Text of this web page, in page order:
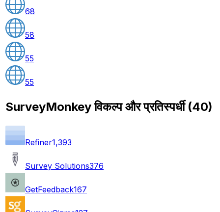
68
58
55
55
SurveyMonkey विकल्प और प्रतिस्पर्धी(40)
Refiner1,393
Survey Solutions376
GetFeedback167